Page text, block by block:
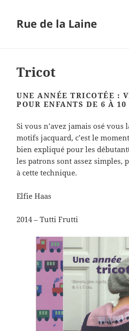
Rue de la Laine
Tricot
UNE ANNÉE TRICOTÉE :
POUR ENFANTS DE 6 À 10
Si vous n’avez jamais osé vous
motifs jacquard, c’est le
bien expliqué pour les
les patrons sont assez simples,
à cette technique.
Elfie Haas
2014 – Tutti Frutti